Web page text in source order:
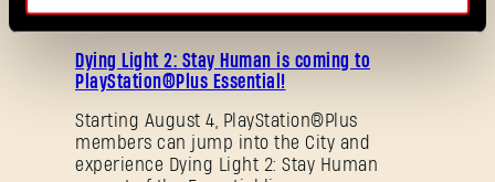
PROMOTION
08/04/2026
Dying Light 2: Stay Human is coming to
PlayStation®Plus Essential!
Starting August 4, PlayStation®Plus
members can jump into the City and
experience Dying Light 2: Stay Human